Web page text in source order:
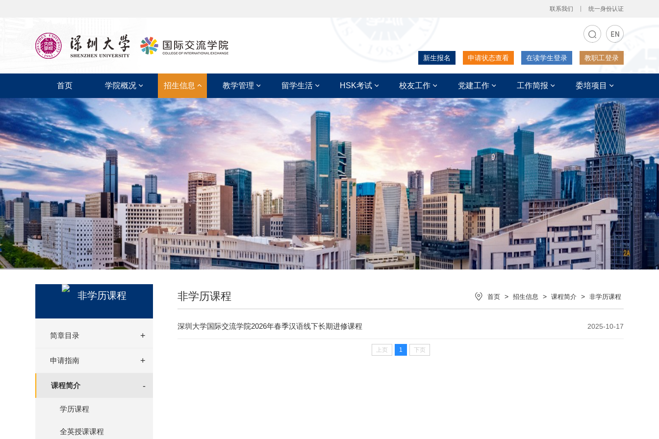
联系我们 统一身份认证
新生报名 申请状态查看 在读学生登录 教职工登录
首页 学院概况 招生信息 教学管理 留学生活 HSK考试 校友工作 党建工作 工作简报 委培项目
非学历课程
简章目录
申请指南
课程简介
学历课程
全英授课课程
非学历课程 首页 > 招生信息 > 课程简介 > 非学历课程
2025-10-17
深圳大学国际交流学院2026年春季汉语线下长期进修课程
上页 1 下页